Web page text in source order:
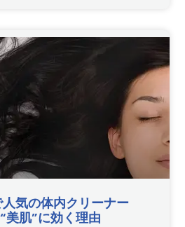
気の体内クリーナー
美肌”に効く理由